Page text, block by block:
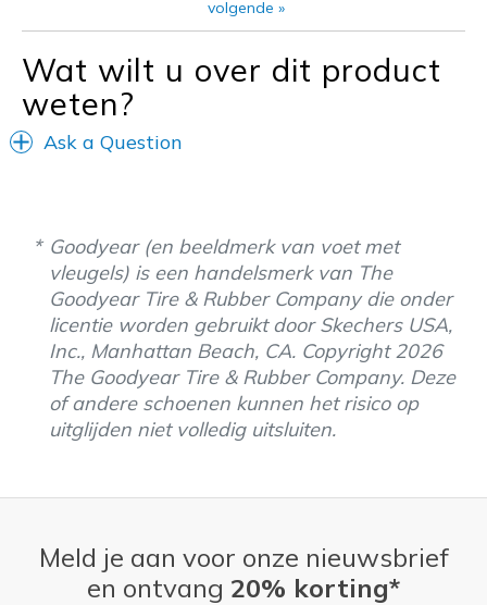
volgende »
Wat wilt u over dit product
weten?
Ask a Question
Goodyear (en beeldmerk van voet met
vleugels) is een handelsmerk van The
Goodyear Tire & Rubber Company die onder
licentie worden gebruikt door Skechers USA,
Inc., Manhattan Beach, CA. Copyright 2026
The Goodyear Tire & Rubber Company. Deze
of andere schoenen kunnen het risico op
uitglijden niet volledig uitsluiten.
Meld je aan voor onze nieuwsbrief
en ontvang 20% korting*